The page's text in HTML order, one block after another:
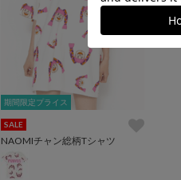
期間限定プライス
期間限定プライス
SALE
NAOMIチャン総柄Tシャツ